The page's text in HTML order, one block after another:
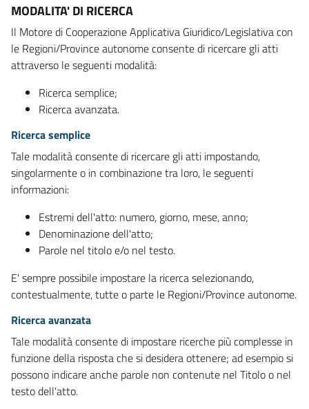
MODALITA' DI RICERCA
Il Motore di Cooperazione Applicativa Giuridico/Legislativa con
le Regioni/Province autonome consente di ricercare gli atti
attraverso le seguenti modalità:
Ricerca semplice;
Ricerca avanzata.
Ricerca semplice
Tale modalità consente di ricercare gli atti impostando,
singolarmente o in combinazione tra loro, le seguenti
informazioni:
Estremi dell'atto: numero, giorno, mese, anno;
Denominazione dell'atto;
Parole nel titolo e/o nel testo.
E' sempre possibile impostare la ricerca selezionando,
contestualmente, tutte o parte le Regioni/Province autonome.
Ricerca avanzata
Tale modalità consente di impostare ricerche più complesse in
funzione della risposta che si desidera ottenere; ad esempio si
possono indicare anche parole non contenute nel Titolo o nel
testo dell'atto.